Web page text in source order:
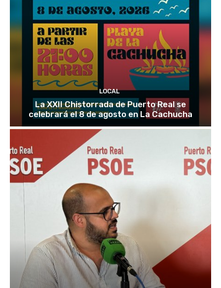
LOCAL
La XXII Chistorrada de Puerto Real se
celebrará el 8 de agosto en La Cachucha